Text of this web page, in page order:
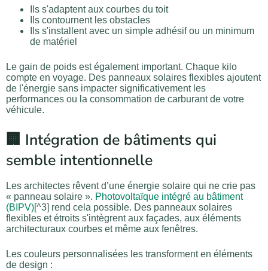
Ils s'adaptent aux courbes du toit
Ils contournent les obstacles
Ils s'installent avec un simple adhésif ou un minimum
de matériel
Le gain de poids est également important. Chaque kilo
compte en voyage. Des panneaux solaires flexibles ajoutent
de l'énergie sans impacter significativement les
performances ou la consommation de carburant de votre
véhicule.
🏢 Intégration de bâtiments qui
semble intentionnelle
Les architectes rêvent d’une énergie solaire qui ne crie pas
« panneau solaire ». Photovoltaïque intégré au bâtiment
(BIPV)[^3] rend cela possible. Des panneaux solaires
flexibles et étroits s'intègrent aux façades, aux éléments
architecturaux courbes et même aux fenêtres.
Les couleurs personnalisées les transforment en éléments
de design :